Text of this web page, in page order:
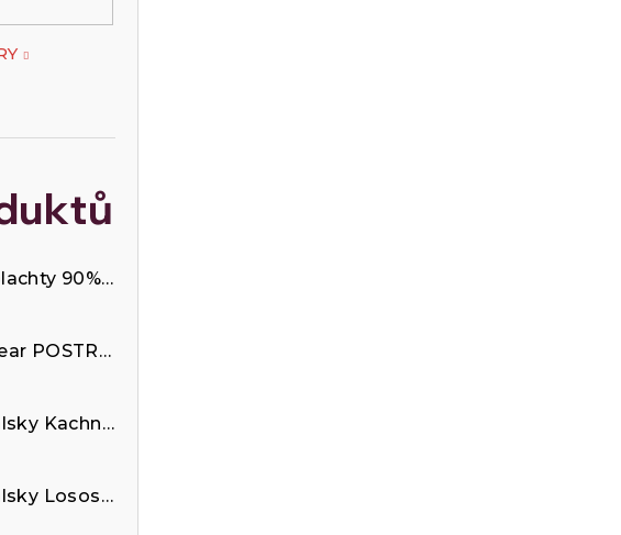
Stříbrné stínící plachty 90%Odráží sluneční záření - auta, okna, terasy, balkóny,...
Non-stop dogwear POSTROJ LINE 5.0
Tréninkové pamlsky Kachna a krill
Tréninkové pamlsky Losos a arktický krill